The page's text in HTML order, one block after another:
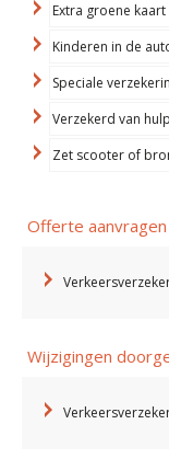
Extra groene
Kinderen in de
Speciale
Verzekerd van
Zet scooter of
Offerte aanvragen
Wijzigingen